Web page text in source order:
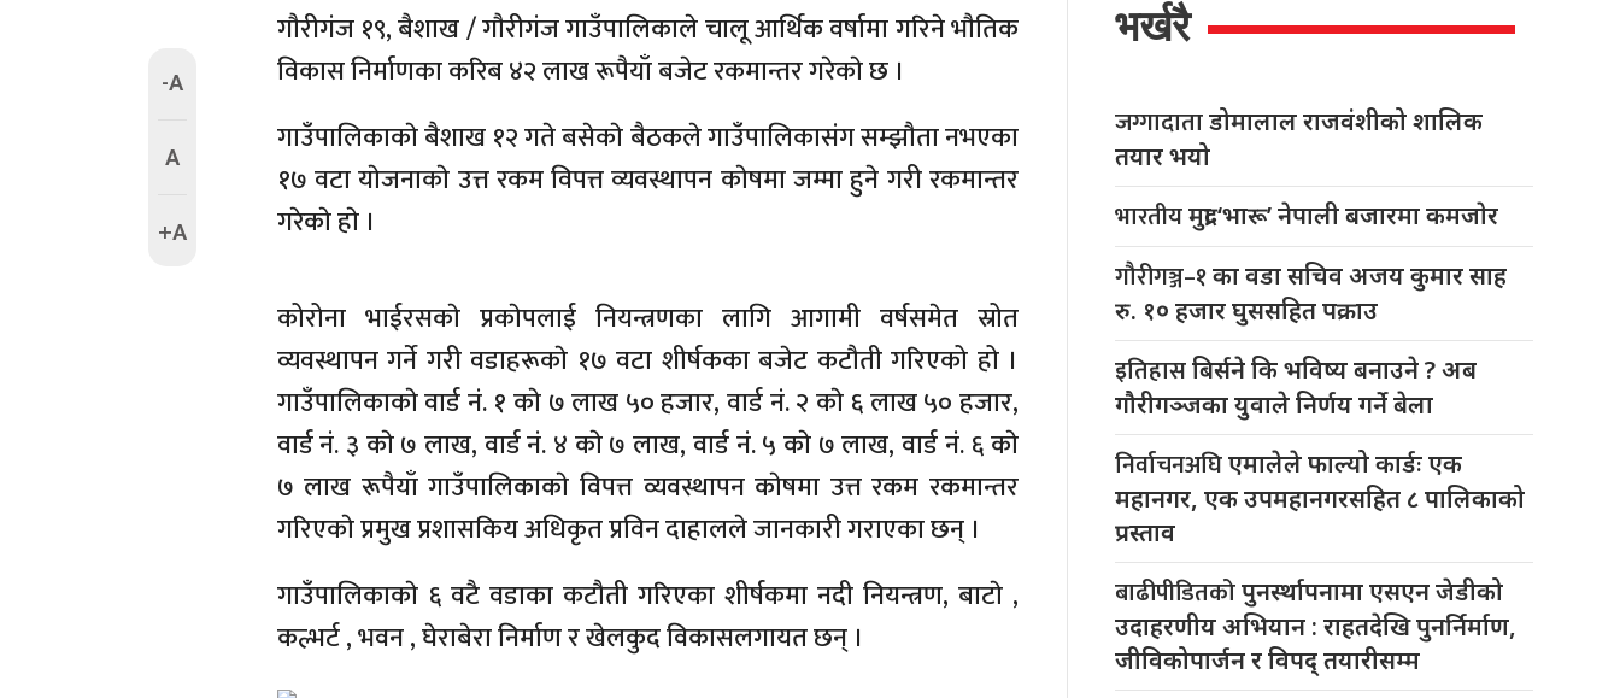
-A
A
+A
गाैरीगंज १९, बैशाख / गाैरीगंज गाउँपालिकाले चालू आर्थिक वर्षामा गरिने भाैतिक
विकास निर्माणका करिब ४२ लाख रूपैयाँ बजेट रकमान्तर गरेकाे छ ।
गाउँपालिकाकाे बैशाख १२ गते बसेकाे बैठकले गाउँपालिकासंग सम्झाैता नभएका
१७ वटा याेजनाकाे उत्त रकम विपत्त व्यवस्थापन काेषमा जम्मा हुने गरी रकमान्तर
गरेकाे हाे ।
कोरोना भाईरसकाे प्रकाेपलाई नियन्त्रणका लागि आगामी वर्षसमेत स्रोत
व्यवस्थापन गर्ने गरी वडाहरूकाे १७ वटा शीर्षकका बजेट कटौती गरिएको हो ।
गाउँपालिकाकाे वार्ड नं. १ काे ७ लाख ५० हजार, वार्ड नं. २ काे ६ लाख ५० हजार,
वार्ड नं. ३ काे ७ लाख, वार्ड नं. ४ काे ७ लाख, वार्ड नं. ५ काे ७ लाख, वार्ड नं. ६ काे
७ लाख रूपैयाँ गाउँपालिकाकाे विपत्त व्यवस्थापन काेषमा उत्त रकम रकमान्तर
गरिएकाे प्रमुख प्रशासकिय अधिकृत प्रविन दाहालले जानकारी गराएका छन् ।
गाउँपालिकाकाे ६ वटै वडाका कटौती गरिएका शीर्षकमा नदी नियन्त्रण, बाटाे ,
कल्भर्ट , भवन , घेराबेरा निर्माण र खेलकुद विकासलगायत छन् ।
भर्खरै
जग्गादाताडोमालाल राजवंशीको शालिक
तयार भयो
भारतीयमुद्रा ‘भारू’ नेपाली बजारमा कमजाेर
गौरीगञ्ज–१का वडा सचिव अजय कुमार साह
रु. १० हजार घुससहित पक्राउ
इतिहासबिर्सने कि भविष्य बनाउने ? अब
गौरीगञ्जका युवाले निर्णय गर्ने बेला
निर्वाचनअघिएमालेले फाल्यो कार्डः एक
महानगर, एक उपमहानगरसहित ८ पालिकाको
प्रस्ताव
बाढीपीडितकोपुनर्स्थापनामा एसएन जेडीको
उदाहरणीय अभियान : राहतदेखि पुनर्निर्माण,
जीविकोपार्जन र विपद् तयारीसम्म